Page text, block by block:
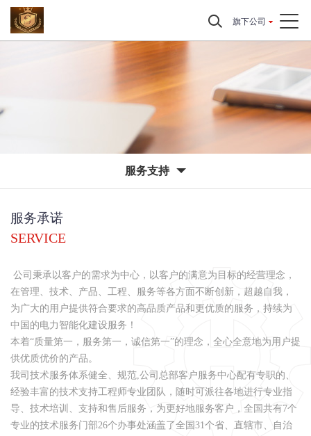
旗下公司
服务支持
服务承诺
SERVICE
公司秉承以客户的需求为中心，以客户的满意为目标的经营理念，
在管理、技术、产品、工程、服务等各方面不断创新，超越自我，
为广大的用户提供符合要求的高品质产品和更优质的服务，持续为
中国的电力智能化建设服务！
本着“质量第一，服务第一，诚信第一”的理念，全心全意地为用户提
供优质优价的产品。
我司技术服务体系健全、规范,公司总部客户服务中心配有专职的、
经验丰富的技术支持工程师专业团队，随时可派往各地进行专业指
导、技术培训、支持和售后服务，为更好地服务客户，全国共有7个
专业的技术服务门部26个办事处涵盖了全国31个省、直辖市、自治